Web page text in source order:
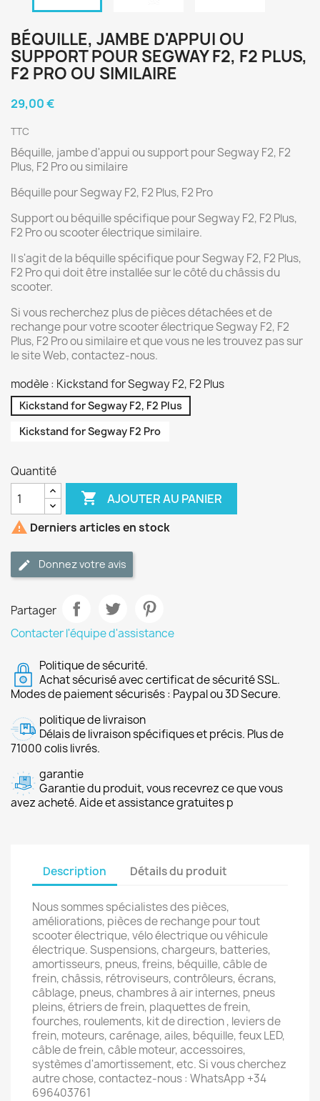
BÉQUILLE, JAMBE D'APPUI OU
SUPPORT POUR SEGWAY F2, F2 PLUS,
F2 PRO OU SIMILAIRE
29,00 €
TTC
Béquille, jambe d'appui ou support pour Segway F2, F2
Plus, F2 Pro ou similaire
Béquille pour Segway F2, F2 Plus, F2 Pro
Support ou béquille spécifique pour Segway F2, F2 Plus,
F2 Pro ou scooter électrique similaire.
Il s'agit de la béquille spécifique pour Segway F2, F2 Plus,
F2 Pro qui doit être installée sur le côté du châssis du
scooter.
Si vous recherchez plus de pièces détachées et de
rechange pour votre scooter électrique Segway F2, F2
Plus, F2 Pro ou similaire et que vous ne les trouvez pas sur
le site Web, contactez-nous.
modèle : Kickstand for Segway F2, F2 Plus
Kickstand for Segway F2, F2 Plus
Kickstand for Segway F2 Pro
Quantité
 AJOUTER AU PANIER
 Derniers articles en stock
Donnez votre avis
Partager
Contacter l'équipe d'assistance
Politique de sécurité.
Achat sécurisé avec certificat de sécurité SSL.
Modes de paiement sécurisés : Paypal ou 3D Secure.
politique de livraison
Délais de livraison spécifiques et précis. Plus de
71000 colis livrés.
garantie
Garantie du produit, vous recevrez ce que vous
avez acheté. Aide et assistance gratuites p
Description Détails du produit
Nous sommes spécialistes des pièces,
améliorations, pièces de rechange pour tout
scooter électrique, vélo électrique ou véhicule
électrique. Suspensions, chargeurs, batteries,
amortisseurs, pneus, freins, béquille, câble de
frein, châssis, rétroviseurs, contrôleurs, écrans,
câblage, pneus, chambres à air internes, pneus
pleins, étriers de frein, plaquettes de frein,
fourches, roulements, kit de direction , leviers de
frein, moteurs, carénage, ailes, béquille, feux LED,
câble de frein, câble moteur, accessoires,
systèmes d'amortissement, etc. Si vous cherchez
autre chose, contactez-nous : WhatsApp +34
696403761